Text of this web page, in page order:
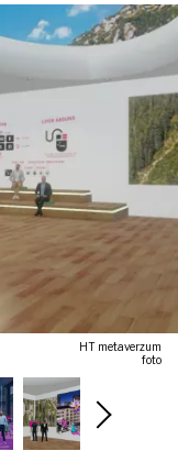
HT metaverzum
foto